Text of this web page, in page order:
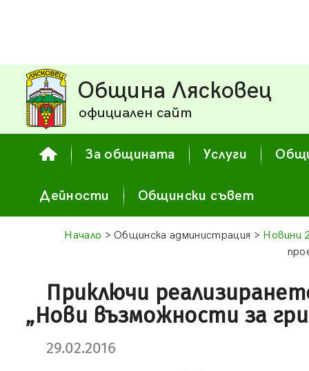
Община Лясковец
официален сайт
За общината Услуги
Дейности Общински съвет
Начало > Общинска администрация > Новини
Приключи
„Нови възможности за
29.02.2016